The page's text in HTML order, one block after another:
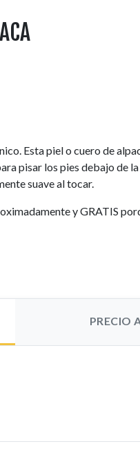
Esta piel o cuero de
pisar los pies debajo de
suave al tocar.
y GRATIS
PRECIO